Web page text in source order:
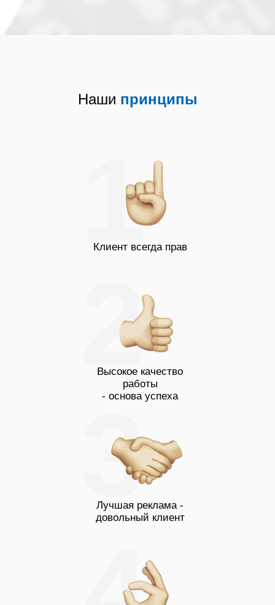
Наши принципы
Ремонт посудомоечных машин Bosch
Ремонт посудомоечных машин Бош
Ремонт посудомоечных машин Электролюкс
Ремонт посудомоечных машин Hansa
1
3
Клиент всегда прав
Высокое качество
работы
- основа успеха
Лучшая реклама -
довольный клиент
2